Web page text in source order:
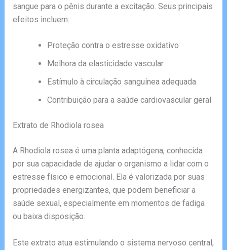
sangue para o pênis durante a excitação. Seus principais
efeitos incluem:
Proteção contra o estresse oxidativo
Melhora da elasticidade vascular
Estímulo à circulação sanguínea adequada
Contribuição para a saúde cardiovascular geral
Extrato de Rhodiola rosea
A Rhodiola rosea é uma planta adaptógena, conhecida
por sua capacidade de ajudar o organismo a lidar com o
estresse físico e emocional. Ela é valorizada por suas
propriedades energizantes, que podem beneficiar a
saúde sexual, especialmente em momentos de fadiga
ou baixa disposição.
Este extrato atua estimulando o sistema nervoso central,